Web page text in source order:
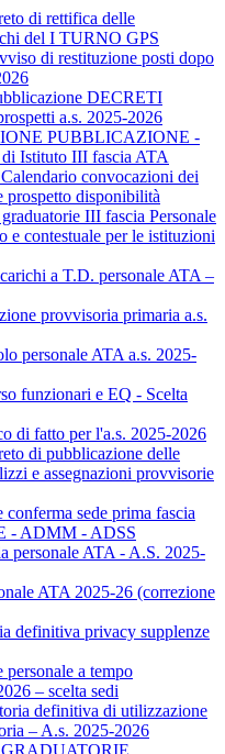
di rettifica delle
del I TURNO GPS
di restituzione posti dopo
DECRETI
a.s. 2025-2026
PUBBLICAZIONE -
Istituto III fascia ATA
convocazioni dei
prospetto disponibilità
III fascia Personale
e contestuale per le istituzioni
a T.D. personale ATA –
provvisoria primaria a.s.
personale ATA a.s. 2025-
funzionari e EQ - Scelta
di fatto per l'a.s. 2025-2026
di pubblicazione delle
e assegnazioni provvisorie
sede prima fascia
- ADMM - ADSS
personale ATA - A.S. 2025-
ATA 2025-26 (correzione
definitiva privacy supplenze
a tempo
– scelta sedi
definitiva di utilizzazione
– A.s. 2025-2026